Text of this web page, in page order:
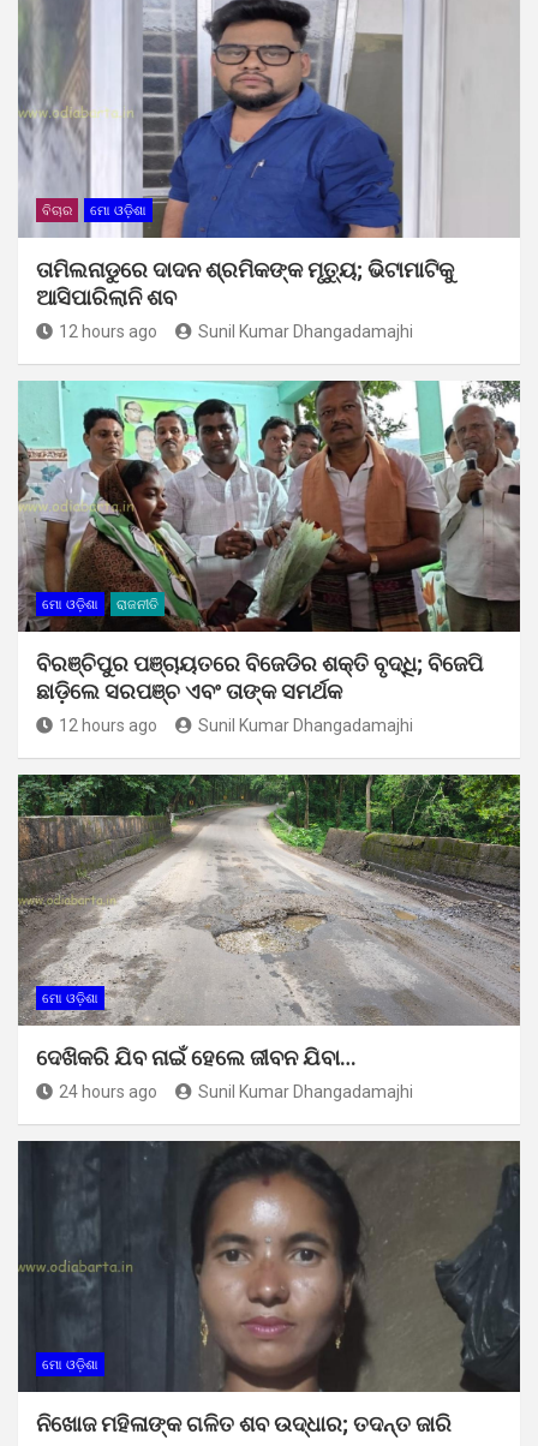
ବିଚାର ମୋ ଓଡ଼ିଶା
ତାମିଲନାଡୁରେ ଦାଦନ ଶ୍ରମିକଙ୍କ ମୃତ୍ୟୁ; ଭିଟାମାଟିକୁ
ଆସିପାରିଲାନି ଶବ
12 hours ago Sunil Kumar Dhangadamajhi
ମୋ ଓଡ଼ିଶା ରାଜନୀତି
ବିରଞ୍ଚିପୁର ପଞ୍ଚାୟତରେ ବିଜେଡିର ଶକ୍ତି ବୃଦ୍ଧି; ବିଜେପି
ଛାଡ଼ିଲେ ସରପଞ୍ଚ ଏବଂ ତାଙ୍କ ସମର୍ଥକ
12 hours ago Sunil Kumar Dhangadamajhi
ମୋ ଓଡ଼ିଶା
ଦେଖିକରି ଯିବ ନାଇଁ ହେଲେ ଜୀବନ ଯିବା…
24 hours ago Sunil Kumar Dhangadamajhi
ମୋ ଓଡ଼ିଶା
ନିଖୋଜ ମହିଳାଙ୍କ ଗଳିତ ଶବ ଉଦ୍ଧାର; ତଦନ୍ତ ଜାରି